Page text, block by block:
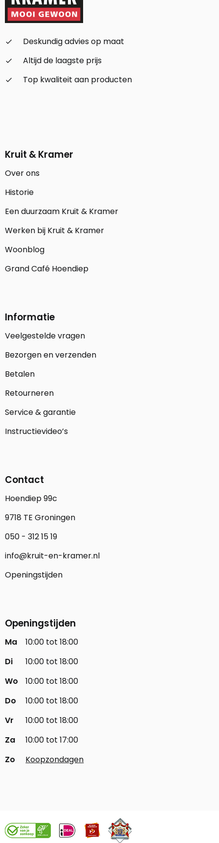
check_small
Deskundig advies op maat
check_small
Altijd de laagste prijs
check_small
Top kwaliteit aan producten
Kruit & Kramer
Over ons
Historie
Een duurzaam Kruit & Kramer
Werken bij Kruit & Kramer
Woonblog
Grand Café Hoendiep
Informatie
Veelgestelde vragen
Bezorgen en verzenden
Betalen
Retourneren
Service & garantie
Instructievideo’s
Contact
Hoendiep 99c
9718 TE Groningen
050 - 312 15 19
info@kruit-en-kramer.nl
Openingstijden
Openingstijden
Ma
10:00 tot 18:00
Di
10:00 tot 18:00
Wo
10:00 tot 18:00
Do
10:00 tot 18:00
Vr
10:00 tot 18:00
Za
10:00 tot 17:00
Zo
Koopzondagen